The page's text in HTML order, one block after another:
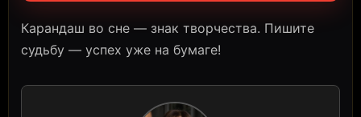
Карандаш во сне — знак творчества. Пишите
судьбу — успех уже на бумаге!